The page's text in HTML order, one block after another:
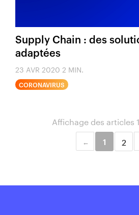
Supply Chain : des
adaptées
23 AVR 2020 2 MIN.
CORONAVIRUS
Affichage des articles
1 2